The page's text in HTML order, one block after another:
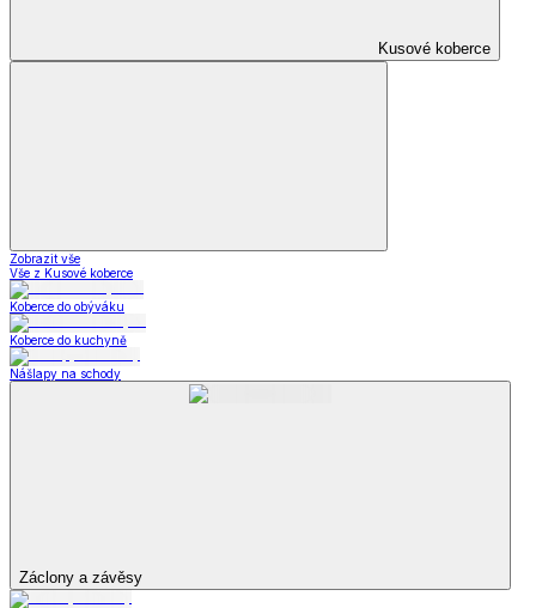
Kusové koberce
Zobrazit vše
Vše z Kusové koberce
Koberce do obýváku
Koberce do kuchyně
Nášlapy na schody
Záclony a závěsy